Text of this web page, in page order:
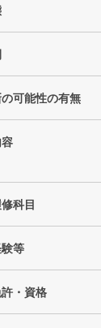
可能性の有無
科目
等
・資格